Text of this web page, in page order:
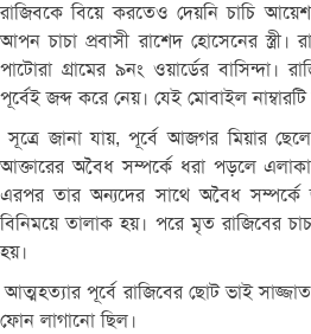
রাজিবকে বিয়ে করতেও দেয়নি চাচি
আপন চাচা প্রবাসী রাশেদ হোসেনের স্ত্রী।
পাটোরা গ্রামের ৯নং ওয়ার্ডের বাসিন্দা।
পূর্বেই জব্দ করে নেয়। যেই মোবাইল নাম্বারটি
সূত্রে জানা যায়, পূর্বে আজগর মিয়ার ছেলে
আক্তারের অবৈধ সম্পর্কে ধরা পড়লে
এরপর তার অন্যদের সাথে অবৈধ সম্পর্কে
বিনিময়ে তালাক হয়। পরে মৃত রাজিবের
হয়।
আত্মহত্যার পূর্বে রাজিবের ছোট ভাই সাজ্জাত
ফোন লাগানো ছিল।